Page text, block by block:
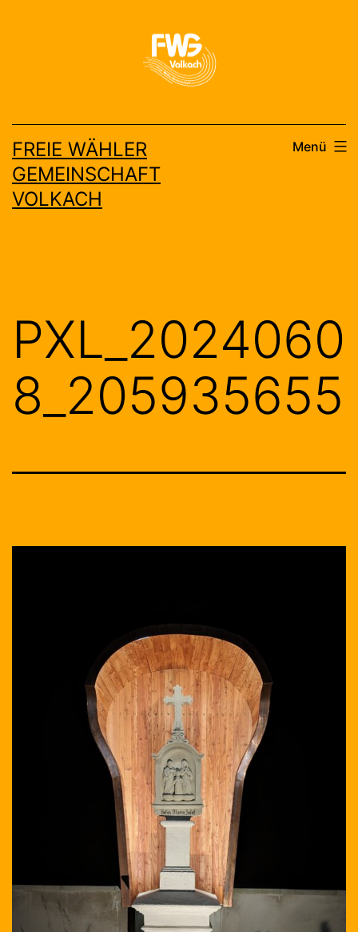
FREIE WÄHLER
GEMEINSCHAFT
VOLKACH
Menü
PXL_2024060
8_205935655